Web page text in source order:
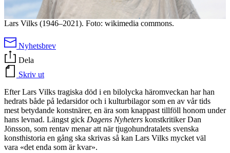
Lars Vilks (1946–2021). Foto: wikimedia commons.
Nyhetsbrev
Dela
Skriv ut
Efter Lars Vilks tragiska död i en bilolycka häromveckan har han
hedrats både på ledarsidor och i kulturbilagor som en av vår tids
mest betydande konstnärer, en ära som knappast tillföll honom under
hans levnad. Längst gick Dagens Nyheters konstkritiker Dan
Jönsson, som rentav menar att när tjugohundratalets svenska
konsthistoria en gång ska skrivas så kan Lars Vilks mycket väl
vara «det enda som är kvar».